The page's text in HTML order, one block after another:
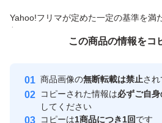
バイオ苗ウイルスフリー苗
【正規の登録販売者です御安心下
Yahoo!フリマが定めた一定の基準を満
付与しています
安心取引出品者
心・安
取引実績
この商品の情報をコ
商品画像の無断転載は禁止さ
コピーされた情報は必ずご自
してください
コピーは1商品につき1回です
この商品をみている人にオススメ